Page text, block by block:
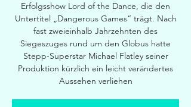
Erfolgsshow Lord of the Dance, die den
Untertitel „Dangerous Games“ trägt. Nach
fast zweieinhalb Jahrzehnten des
Siegeszuges rund um den Globus hatte
Stepp-Superstar Michael Flatley seiner
Produktion kürzlich ein leicht verändertes
Aussehen verliehen